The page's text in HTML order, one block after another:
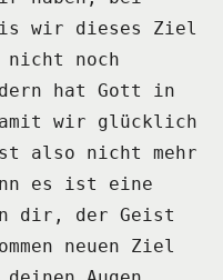
wir dieses Ziel
nicht noch
hat Gott in
wir glücklich
also nicht mehr
es ist eine
dir,
der Geist
neuen Ziel